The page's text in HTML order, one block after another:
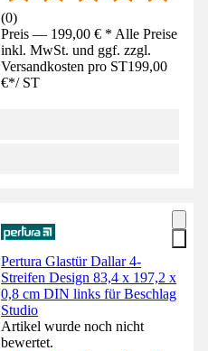
(0)
Preis — 199,00 € * Alle Preise
inkl. MwSt. und ggf. zzgl.
Versandkosten pro ST199,00
€*/ ST
Pertura Glastür Dallar 4-
Streifen Design 83,4 x 197,2 x
0,8 cm DIN links für Beschlag
Studio
Artikel wurde noch nicht
bewertet.